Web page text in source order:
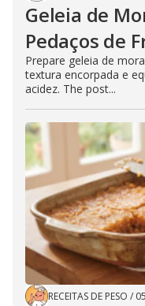
Geleia de
Pedaços de
Prepare geleia de
textura encorpada e
acidez. The post...
RECEITAS DE PESO /